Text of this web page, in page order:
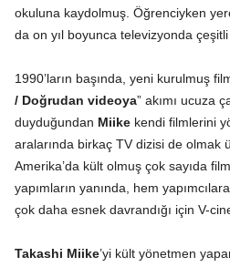
okuluna kaydolmuş. Öğrenciyken
da on yıl boyunca televizyonda çeşitli
1990’ların başında, yeni kurulmuş
/ Doğrudan videoya” akımı ucuza
duyduğundan Miikekendi filmlerini
aralarında birkaç TV dizisi de olmak
Amerika’da kült olmuş çok sayıda
yapımların yanında, hem
çok daha esnek davrandığı için V-
Takashi Miike’yi kült yönetmen